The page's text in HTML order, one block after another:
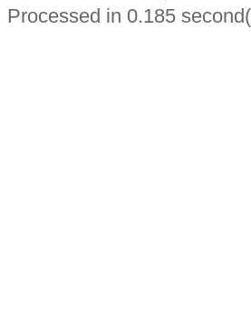
Processed in 0.185